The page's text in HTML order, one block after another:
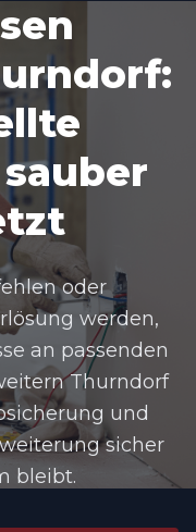
oder
werden,
an passenden
Thurndorf
und
sicher
bleibt.